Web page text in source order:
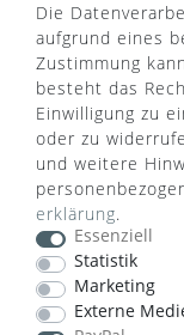
WUSSTEN SIE
Das
100%.-ige
Datenschutz
Die
aufgrund eines
Zustimmung
besteht das
Einwilligung zu
oder zu
und weitere
erklärung.
Essenziell
Statistik
Marketing
Externe